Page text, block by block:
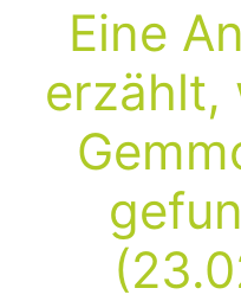
Eine
erzählt,